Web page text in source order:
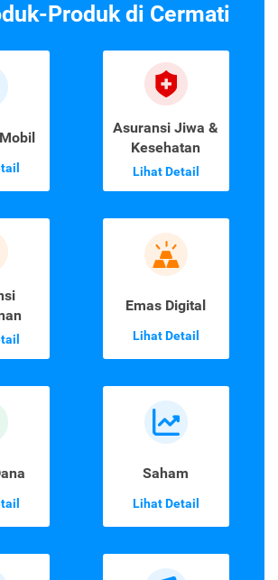
Produk di Cermati
Asuransi Jiwa &
Kesehatan
Lihat Detail
Emas Digital
Lihat Detail
Saham
Lihat Detail